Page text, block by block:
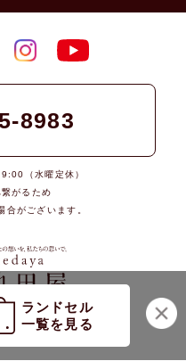
ランドセル
一覧を見る
8983
（水曜定休）
がるため
合がございます。
Co., Ltd.